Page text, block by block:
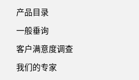
产品目录
一般垂询
客户满意度调查
我们的专家